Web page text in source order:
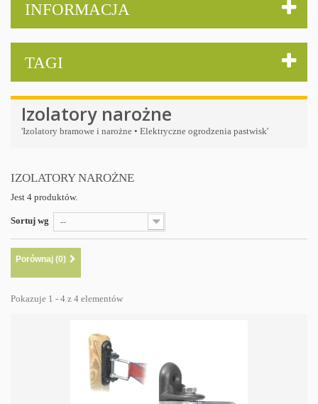
INFORMACJA
TAGI
Izolatory narożne
'Izolatory bramowe i narożne • Elektryczne ogrodzenia pastwisk'
IZOLATORY NAROŻNE
Jest 4 produktów.
Sortuj wg --
Porównaj (0)
Pokazuje 1 - 4 z 4 elementów